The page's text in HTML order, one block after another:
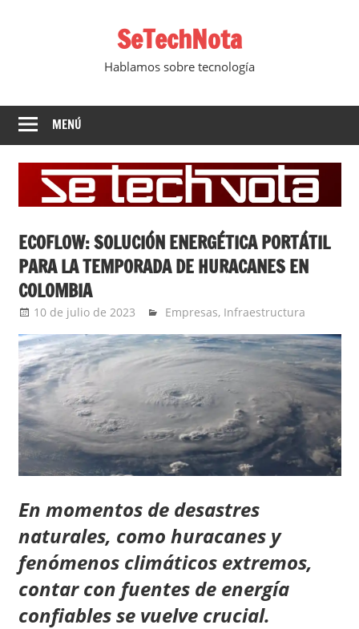
SeTechNota
Hablamos sobre tecnología
MENÚ
ECOFLOW: SOLUCIÓN ENERGÉTICA PORTÁTIL
PARA LA TEMPORADA DE HURACANES EN
COLOMBIA
10 de julio de 2023 Ernesto Herrera
Empresas, Infraestructura
En momentos de desastres
naturales, como huracanes y
fenómenos climáticos extremos,
contar con fuentes de energía
confiables se vuelve crucial.